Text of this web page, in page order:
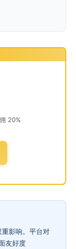
20%
影响。平台对
友好度